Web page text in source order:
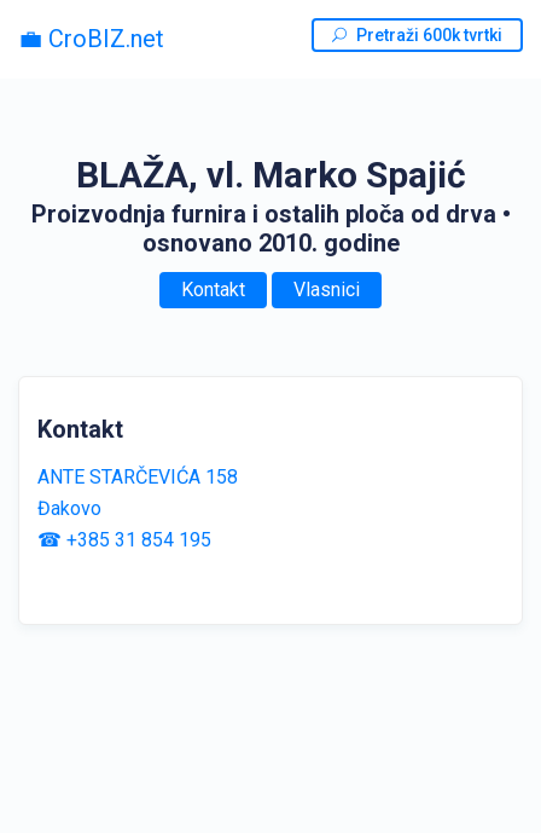
💼 CroBIZ.net Pretraži 600k tvrtki
BLAŽA, vl. Marko Spajić
Proizvodnja furnira i ostalih ploča od drva •
osnovano 2010. godine
Kontakt Vlasnici
Kontakt
ANTE STARČEVIĆA 158
Đakovo
☎ +385 31 854 195